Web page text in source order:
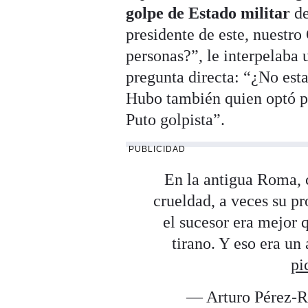
golpe de Estado militar
presidente de este,
personas?”, le interpelaba
pregunta directa: “¿No
Hubo también quien optó
Puto golpista”.
PUBLICIDAD
En la antigua Roma,
crueldad, a veces su
el sucesor era mejor
tirano. Y eso era
— Arturo Pérez-